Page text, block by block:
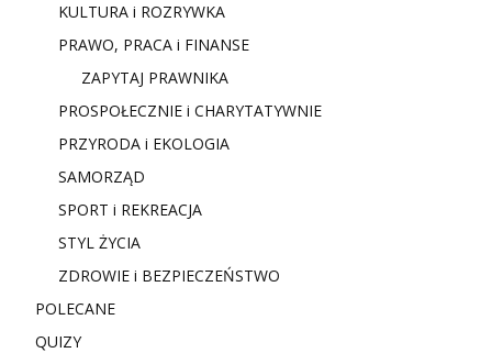
KULTURA i ROZRYWKA
PRAWO, PRACA i FINANSE
ZAPYTAJ PRAWNIKA
PROSPOŁECZNIE i CHARYTATYWNIE
PRZYRODA i EKOLOGIA
SAMORZĄD
SPORT i REKREACJA
STYL ŻYCIA
ZDROWIE i BEZPIECZEŃSTWO
POLECANE
QUIZY